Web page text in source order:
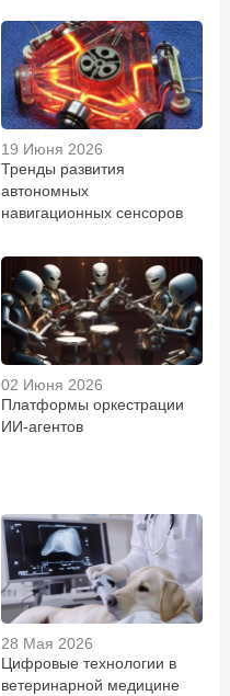
19 Июня 2026
Тренды развития
автономных
навигационных сенсоров
02 Июня 2026
Платформы оркестрации
ИИ-агентов
28 Мая 2026
Цифровые технологии в
ветеринарной медицине